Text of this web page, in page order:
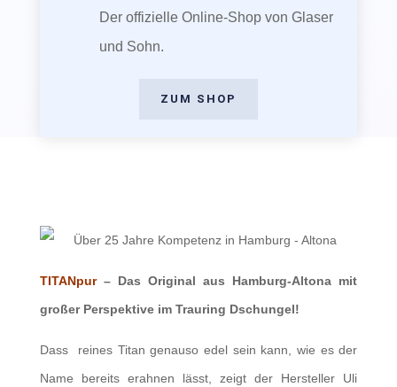
Der offizielle Online-Shop von Glaser
und Sohn.
ZUM SHOP
TITANpur– Das Original aus Hamburg-Altona mit
großer Perspektive im Trauring Dschungel!
Dass reines Titan genauso edel sein kann, wie es der
Name bereits erahnen lässt, zeigt der Hersteller Uli